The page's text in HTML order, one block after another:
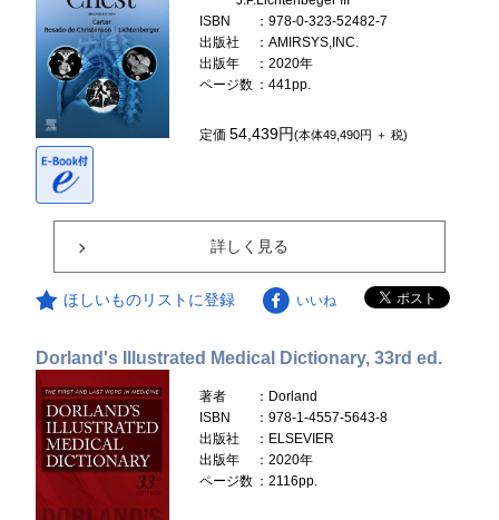
ISBN
：978-0-323-52482-7
出版社
：AMIRSYS,INC.
出版年
：2020年
ページ数 ：441pp.
定価54,439円(本体49,490円 ＋ 税)
詳しく見る
ほしいものリストに登録 いいね
Dorland's Illustrated Medical Dictionary, 33rd ed.
著者
：Dorland
ISBN
：978-1-4557-5643-8
出版社
：ELSEVIER
出版年
：2020年
ページ数 ：2116pp.